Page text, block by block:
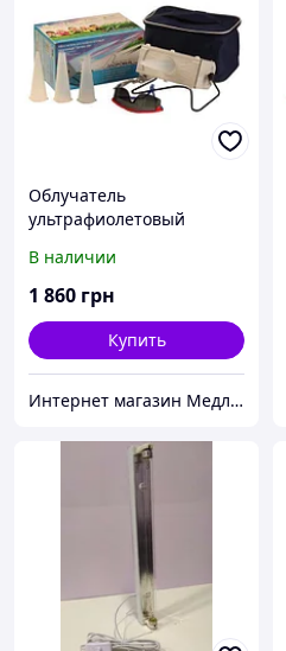
Облучатель
ультрафиолетовый
В наличии
1 860 грн
Купить
Интернет магазин Медлайф